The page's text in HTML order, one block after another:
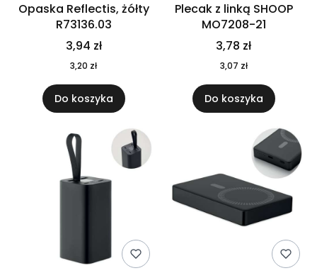
Opaska Reflectis, żółty
R73136.03
3,94 zł
3,20 zł
Do koszyka
Plecak z linką SHOOP
MO7208-21
3,78 zł
3,07 zł
Do koszyka